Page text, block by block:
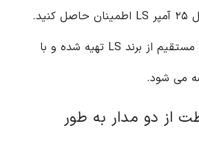
کلید مینیاتوری دو پل ۲۵ آمپر LS اطمینان حاصل کنید.
این محصول به طور مستقیم از برند LS تهیه شده و با
از دو مدار به طور